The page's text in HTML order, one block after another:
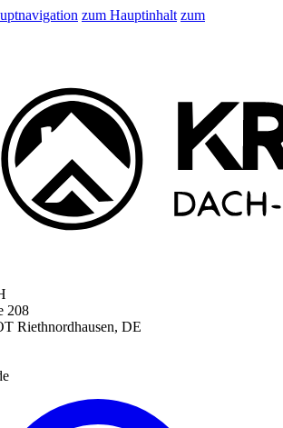
zum Hauptinhalt zum
208
Riethnordhausen, DE